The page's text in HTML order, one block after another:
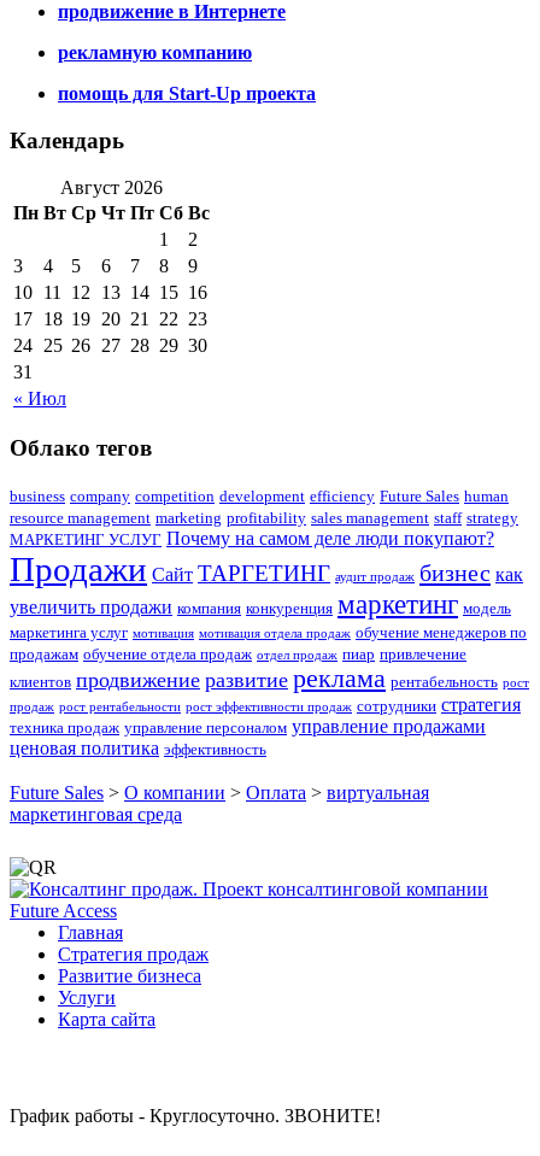
продвижение в Интернете
рекламную компанию
помощь для Start-Up проекта
Календарь
Август 2026
Пн Вт Ср Чт Пт Сб Вс
« Июл
1
2
3
4 5 6 7 8
9
10 11 12 13 14 15 16
17 18 19 20 21 22 23
24 25 26 27 28 29 30
31
Облако тегов
business company competition development efficiency Future Sales human
resource management marketing profitability sales management staff strategy
МАРКЕТИНГ УСЛУГ Почему на самом деле люди покупают?
Продажи Сайт ТАРГЕТИНГ аудит продаж бизнес как
увеличить продажи компания конкуренция маркетинг модель
маркетинга услуг мотивация мотивация отдела продаж обучение менеджеров по
продажам обучение отдела продаж отдел продаж пиар привлечение
клиентов продвижение развитие реклама рентабельность рост
продаж рост рентабельности рост эффективности продаж сотрудники стратегия
техника продаж управление персоналом управление продажами
ценовая политика эффективность
Future Sales > О компании > Оплата > виртуальная
маркетинговая среда
Главная
Стратегия продаж
Развитие бизнеса
Услуги
Карта сайта
График работы - Круглосуточно. ЗВОНИТЕ!